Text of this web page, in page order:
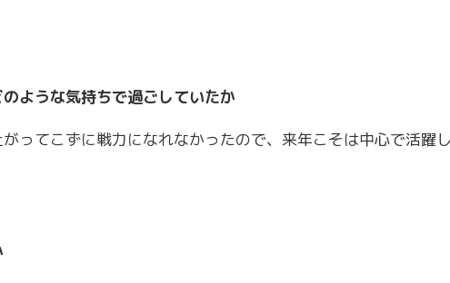
ような気持ちで過ごしていたか
ってこずに戦力になれなかったので、来年こそは中心で活躍